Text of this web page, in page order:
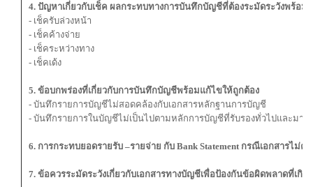
4. ปัญหาเกี่ยวกับเช็ค ผลกระทบทางการบันทึกบัญชีที่ต้องระมัดระวังพร้อ
- เช็ครับล่วงหน้า
- เช็คค้างจ่าย
- เช็คระหว่างทาง
- เช็คเด้ง
5. ข้อบกพร่องที่เกี่ยวกับการบันทึกบัญชีพร้อมแก้ไขให้ถูกต้อง
- บันทึกรายการบัญชีไม่สอดคล้องกับเอกสารหลักฐานการบัญชี
- บันทึกรายการในบัญชีไม่เป็นไปตามหลักการบัญชีที่รับรองทั่วไปและมา
6. การกระทบยอดรายรับ –รายจ่าย กับ Bank Statement กรณีเอกสารไม่ค
7. ข้อควรระมัดระวังเกี่ยวกับเอกสารทางบัญชีเพื่อป้องกันข้อผิดพลาดที่เกิด